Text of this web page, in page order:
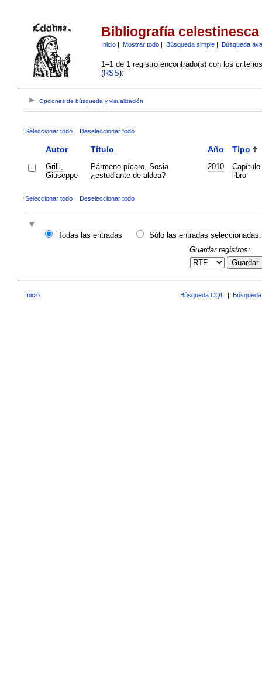
Bibliografía celestinesca
Inicio| Mostrar todo| Búsqueda simple| Búsqueda
1–1 de 1 registro encontrado(s) con los
(RSS):
Opciones de búsqueda y visualización
Seleccionar todo Deseleccionar todo
Autor Título Año Tipo
Grilli,
Giuseppe
Pármeno pícaro, Sosia
¿estudiante de aldea?
2010
Capítulo
libro
Seleccionar todo Deseleccionar todo
Todas las entradas
Sólo las entradas seleccionadas:
Guardar registros:
Guardar
Inicio Búsqueda CQL